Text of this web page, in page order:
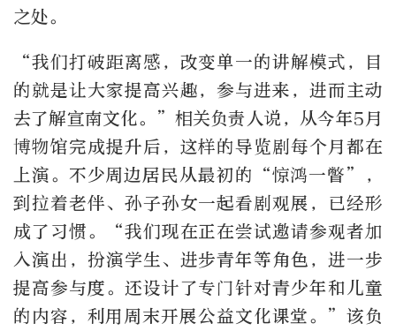
之处。
“我们打破距离感，改变单一的讲解模式，目
的就是让大家提高兴趣，参与进来，进而主动
去了解宣南文化。”相关负责人说，从今年5月
博物馆完成提升后，这样的导览剧每个月都在
上演。不少周边居民从最初的“惊鸿一瞥”，
到拉着老伴、孙子孙女一起看剧观展，已经形
成了习惯。“我们现在正在尝试邀请参观者加
入演出，扮演学生、进步青年等角色，进一步
提高参与度。还设计了专门针对青少年和儿童
的内容，利用周末开展公益文化课堂。”该负